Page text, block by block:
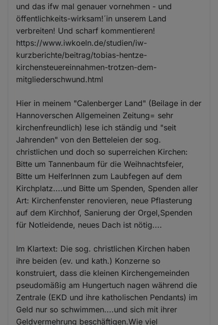
und das ifw mal genauer vornehmen - und
öffentlichkeits-wirksam!´in unserem Land
verbreiten! Und scharf kommentieren!
https://www.iwkoeln.de/studien/iw-
kurzberichte/beitrag/tobias-hentze-
kirchensteuereinnahmen-trotzen-dem-
mitgliederschwund.html
Hier in meinem "Calenberger Land" (Beilage in der
Hannoverschen Allgemeinen Zeitung= sehr
kirchenfreundlich) lese ich ständig und "seit
Jahrenden" von den Betteleien der sog.
christlichen und doch so superreichen Kirchen:
Bitte um Tannenbaum für die Weihnachtsfeier,
Bitte um HelferInnen zum Laubfegen auf dem
Kirchplatz....und Bitte um Spenden, Spenden aller
Art: Kirchenfenster renovieren, neue Pflasterung
auf dem Kirchhof, Sanierung der Orgel,Spenden
für Notleidende, neues Dach ist nötig....
Im Klartext: Die sog. christlichen Kirchen haben
ihre beiden (ev. und kath.) Konzerne so
konstruiert, dass die kleinen Kirchengemeinden
pseudomäßig am Hungertuch nagen während die
Zentrale (EKD und ihre katholischen Pendants) im
Geld nur so schwimmen....und sich mit ihrer
Geldvermehrung beschäftigen.Wie viel